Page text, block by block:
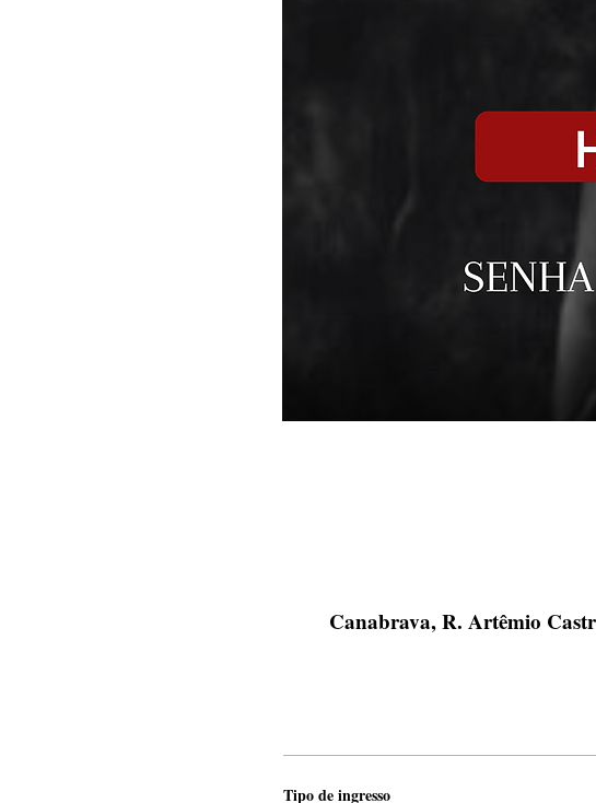
Canabrava, R. Artêmio
Tipo de ingresso